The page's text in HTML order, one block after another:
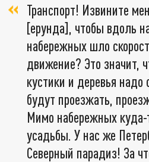
Транспорт! Извините
[ерунда], чтобы вдоль
набережных шло
движение? Это значит,
кустики и деревья надо
будут проезжать,
Мимо набережных куда-
усадьбы. У нас же
Северный парадиз! За